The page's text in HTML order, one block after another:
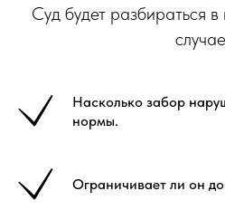
Суд будет разбираться
Насколько забор
нормы.
Ограничивает ли он